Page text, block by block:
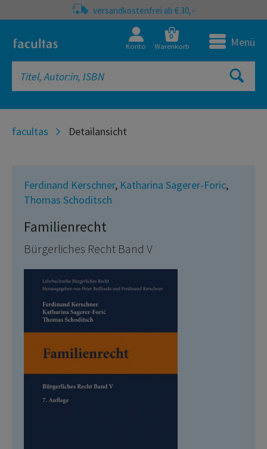
versandkostenfrei ab € 30,–
Konto
0
Warenkorb Menü
facultas Detailansicht
Ferdinand Kerschner, Katharina Sagerer-Foric,
Thomas Schoditsch
Familienrecht
Bürgerliches Recht Band V